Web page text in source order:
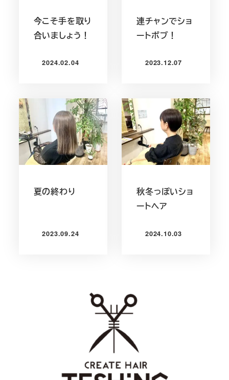
今こそ手を取り
合いましょう！
投稿日
2024.02.04
連チャンでショ
ートボブ！
投稿日
2023.12.07
夏の終わり
投稿日
2023.09.24
秋冬っぽいショ
ートヘア
投稿日
2024.10.03